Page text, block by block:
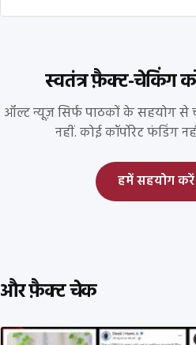
स्वतंत्र फ़ैक्ट-चेकिंग
ऑल्ट न्यूज़ सिर्फ पाठकों के सहयोग से
नहीं. कोई कॉर्पोरेट फंडिंग
हमें सहयोग करें
और फ़ैक्ट चेक